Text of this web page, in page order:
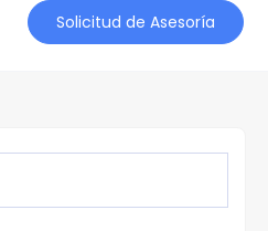
Solicitud de Asesoría